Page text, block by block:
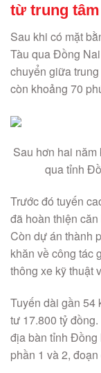
từ trung tâm
Sau khi có mặt
Tàu qua Đồng
chuyển giữa
còn khoảng 70
Sau hơn hai
qua tỉnh
Trước đó tuyến
đã hoàn thiện
Còn dự án thành
khăn về công tác
thông xe kỹ thuật
Tuyến dài gần 54
tư 17.800 tỷ
địa bàn tỉnh Đồng
phần 1 và 2,